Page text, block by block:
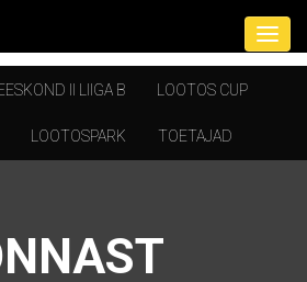
II LIIGA B LOOTOS CUP
LOOTOSPARK TOETAJAD